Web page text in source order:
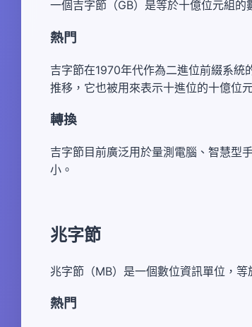
一個吉字節（GB）是等於十億位元組
熱門
吉字節在1970年代作為二進位前綴系
推移，它也被用來表示十進位的十億位
轉換
吉字節目前廣泛用於量測電腦、智慧型
小。
兆字節
兆字節（MB）是一個數位資訊單位，
熱門